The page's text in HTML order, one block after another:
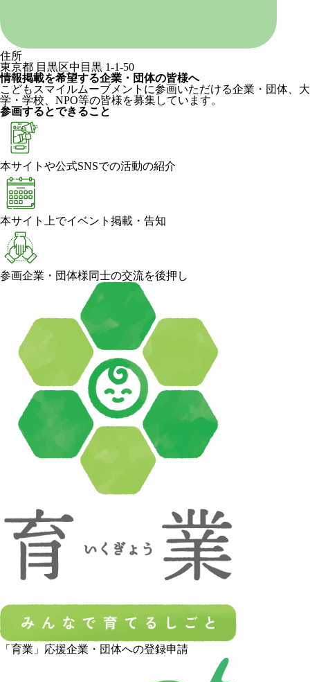
住所
東京都 目黒区中目黒 1-1-50
情報掲載を希望する企業・団体の皆様へ
こどもスマイルムーブメントに参画いただける企業・団体、大
学・学校、NPO等の皆様を募集しています。
参画するとできること
本サイトや公式SNSでの活動の紹介
本サイト上でイベント掲載・告知
参画企業・団体様同士の交流を後押し
「育業」応援企業・団体への登録申請